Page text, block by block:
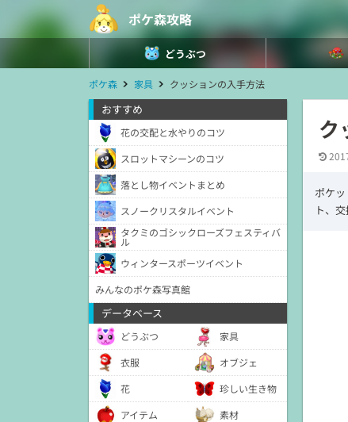
ポケ森攻略
どうぶつ
ポケ森 家具 クッションの入手方法
ク
ポケ
ト、
おすすめ
花の交配と水やりのコツ
スロットマシーンのコツ
落とし物イベントまとめ
スノークリスタルイベント
タクミのゴシックローズフェスティバ
ル
ウィンタースポーツイベント
みんなのポケ森写真館
データベース
どうぶつ
家具
衣服
オブジェ
花
珍しい生き物
アイテム
素材